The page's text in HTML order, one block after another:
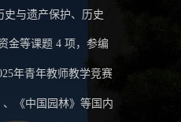
史与遗产保护、历史
金等课题 4 项 ， 参编
年青年教师教学竞赛
、《中国园林》等国内